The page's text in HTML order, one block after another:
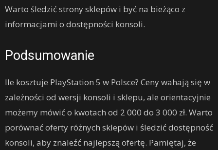
Warto śledzić strony sklepów i być na bieżąco z
informacjami o dostępności konsoli.
Podsumowanie
Ile kosztuje PlayStation 5 w Polsce? Ceny wahają się w
zależności od wersji konsoli i sklepu, ale orientacyjnie
możemy mówić o kwotach od 2 000 do 3 000 zł. Warto
porównać oferty różnych sklepów i śledzić dostępność
konsoli, aby znaleźć najlepszą ofertę. Pamiętaj, że